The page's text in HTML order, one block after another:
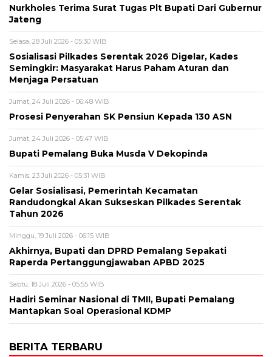
Nurkholes Terima Surat Tugas Plt Bupati Dari Gubernur
Jateng
Selasa, 28 Juli 2026 - 05:30 WIB
Sosialisasi Pilkades Serentak 2026 Digelar, Kades
Semingkir: Masyarakat Harus Paham Aturan dan
Menjaga Persatuan
Jumat, 24 Juli 2026 - 06:48 WIB
Prosesi Penyerahan SK Pensiun Kepada 130 ASN
Jumat, 24 Juli 2026 - 05:47 WIB
Bupati Pemalang Buka Musda V Dekopinda
Kamis, 23 Juli 2026 - 05:31 WIB
Gelar Sosialisasi, Pemerintah Kecamatan
Randudongkal Akan Sukseskan Pilkades Serentak
Tahun 2026
Minggu, 19 Juli 2026 - 06:15 WIB
Akhirnya, Bupati dan DPRD Pemalang Sepakati
Raperda Pertanggungjawaban APBD 2025
Sabtu, 18 Juli 2026 - 05:55 WIB
Hadiri Seminar Nasional di TMII, Bupati Pemalang
Mantapkan Soal Operasional KDMP
BERITA TERBARU